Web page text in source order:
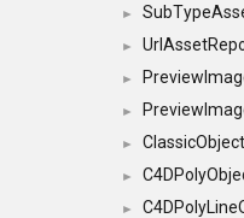
►
►
►
►
►
►
►